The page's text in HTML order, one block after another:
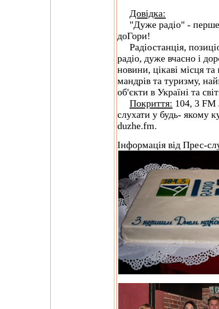
Довідка:
"Дуже радіо" - перше
доГори!
Радіостанція,
радіо, дуже вчасно і
новини, цікаві місця та
мандрів та туризму,
об'єкти в Україні та
Покриття: 104, 3 FM
слухати у будь- якому
duzhe.fm.
Інформація від Прес-